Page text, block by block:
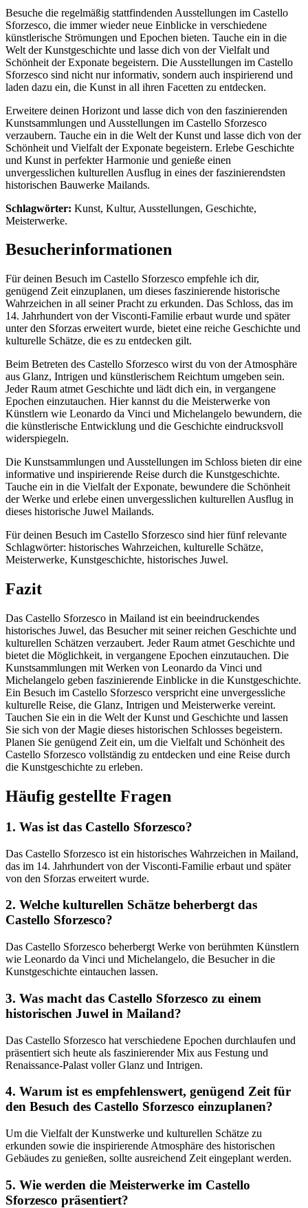
Besuche die regelmäßig stattfindenden Ausstellungen im Castello
Sforzesco, die immer wieder neue Einblicke in verschiedene
künstlerische Strömungen und Epochen bieten. Tauche ein in die
Welt der Kunstgeschichte und lasse dich von der Vielfalt und
Schönheit der Exponate begeistern. Die Ausstellungen im Castello
Sforzesco sind nicht nur informativ, sondern auch inspirierend und
laden dazu ein, die Kunst in all ihren Facetten zu entdecken.
Erweitere deinen Horizont und lasse dich von den faszinierenden
Kunstsammlungen und Ausstellungen im Castello Sforzesco
verzaubern. Tauche ein in die Welt der Kunst und lasse dich von der
Schönheit und Vielfalt der Exponate begeistern. Erlebe Geschichte
und Kunst in perfekter Harmonie und genieße einen
unvergesslichen kulturellen Ausflug in eines der faszinierendsten
historischen Bauwerke Mailands.
Schlagwörter: Kunst, Kultur, Ausstellungen, Geschichte,
Meisterwerke.
Besucherinformationen
Für deinen Besuch im Castello Sforzesco empfehle ich dir,
genügend Zeit einzuplanen, um dieses faszinierende historische
Wahrzeichen in all seiner Pracht zu erkunden. Das Schloss, das im
14. Jahrhundert von der Visconti-Familie erbaut wurde und später
unter den Sforzas erweitert wurde, bietet eine reiche Geschichte und
kulturelle Schätze, die es zu entdecken gilt.
Beim Betreten des Castello Sforzesco wirst du von der Atmosphäre
aus Glanz, Intrigen und künstlerischem Reichtum umgeben sein.
Jeder Raum atmet Geschichte und lädt dich ein, in vergangene
Epochen einzutauchen. Hier kannst du die Meisterwerke von
Künstlern wie Leonardo da Vinci und Michelangelo bewundern, die
die künstlerische Entwicklung und die Geschichte eindrucksvoll
widerspiegeln.
Die Kunstsammlungen und Ausstellungen im Schloss bieten dir eine
informative und inspirierende Reise durch die Kunstgeschichte.
Tauche ein in die Vielfalt der Exponate, bewundere die Schönheit
der Werke und erlebe einen unvergesslichen kulturellen Ausflug in
dieses historische Juwel Mailands.
Für deinen Besuch im Castello Sforzesco sind hier fünf relevante
Schlagwörter: historisches Wahrzeichen, kulturelle Schätze,
Meisterwerke, Kunstgeschichte, historisches Juwel.
Fazit
Das Castello Sforzesco in Mailand ist ein beeindruckendes
historisches Juwel, das Besucher mit seiner reichen Geschichte und
kulturellen Schätzen verzaubert. Jeder Raum atmet Geschichte und
bietet die Möglichkeit, in vergangene Epochen einzutauchen. Die
Kunstsammlungen mit Werken von Leonardo da Vinci und
Michelangelo geben faszinierende Einblicke in die Kunstgeschichte.
Ein Besuch im Castello Sforzesco verspricht eine unvergessliche
kulturelle Reise, die Glanz, Intrigen und Meisterwerke vereint.
Tauchen Sie ein in die Welt der Kunst und Geschichte und lassen
Sie sich von der Magie dieses historischen Schlosses begeistern.
Planen Sie genügend Zeit ein, um die Vielfalt und Schönheit des
Castello Sforzesco vollständig zu entdecken und eine Reise durch
die Kunstgeschichte zu erleben.
Häufig gestellte Fragen
1. Was ist das Castello Sforzesco?
Das Castello Sforzesco ist ein historisches Wahrzeichen in Mailand,
das im 14. Jahrhundert von der Visconti-Familie erbaut und später
von den Sforzas erweitert wurde.
2. Welche kulturellen Schätze beherbergt das
Castello Sforzesco?
Das Castello Sforzesco beherbergt Werke von berühmten Künstlern
wie Leonardo da Vinci und Michelangelo, die Besucher in die
Kunstgeschichte eintauchen lassen.
3. Was macht das Castello Sforzesco zu einem
historischen Juwel in Mailand?
Das Castello Sforzesco hat verschiedene Epochen durchlaufen und
präsentiert sich heute als faszinierender Mix aus Festung und
Renaissance-Palast voller Glanz und Intrigen.
4. Warum ist es empfehlenswert, genügend Zeit für
den Besuch des Castello Sforzesco einzuplanen?
Um die Vielfalt der Kunstwerke und kulturellen Schätze zu
erkunden sowie die inspirierende Atmosphäre des historischen
Gebäudes zu genießen, sollte ausreichend Zeit eingeplant werden.
5. Wie werden die Meisterwerke im Castello
Sforzesco präsentiert?